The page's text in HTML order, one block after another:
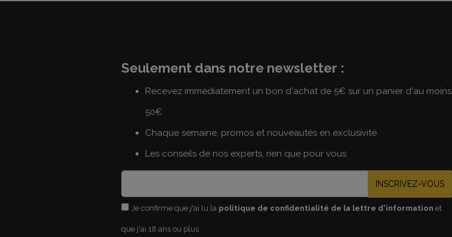
Seulement dans notre newsletter :
Recevez immédiatement un bon d'achat de 5€ sur un panier d'au moins
50€
Chaque semaine, promos et nouveautés en exclusivité
Les conseils de nos experts, rien que pour vous
INSCRIVEZ-VOUS
Je confirme que j'ai lu la politique de confidentialité de la lettre d'information et
que j'ai 18 ans ou plus